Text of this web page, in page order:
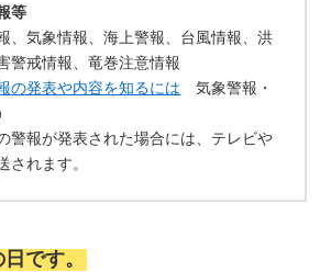
等
、気象情報、海上警報、台風情報、洪
警戒情報、竜巻注意情報
の発表や内容を知るには 気象警報・
警報が発表された場合には、テレビや
されます。
です。